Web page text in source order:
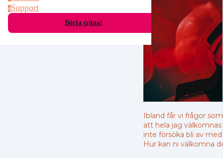
sSupport
Börja träna!
Ibland får vi frågor
att hela jag
inte försöka bli av med
Hur kan ni välkomna